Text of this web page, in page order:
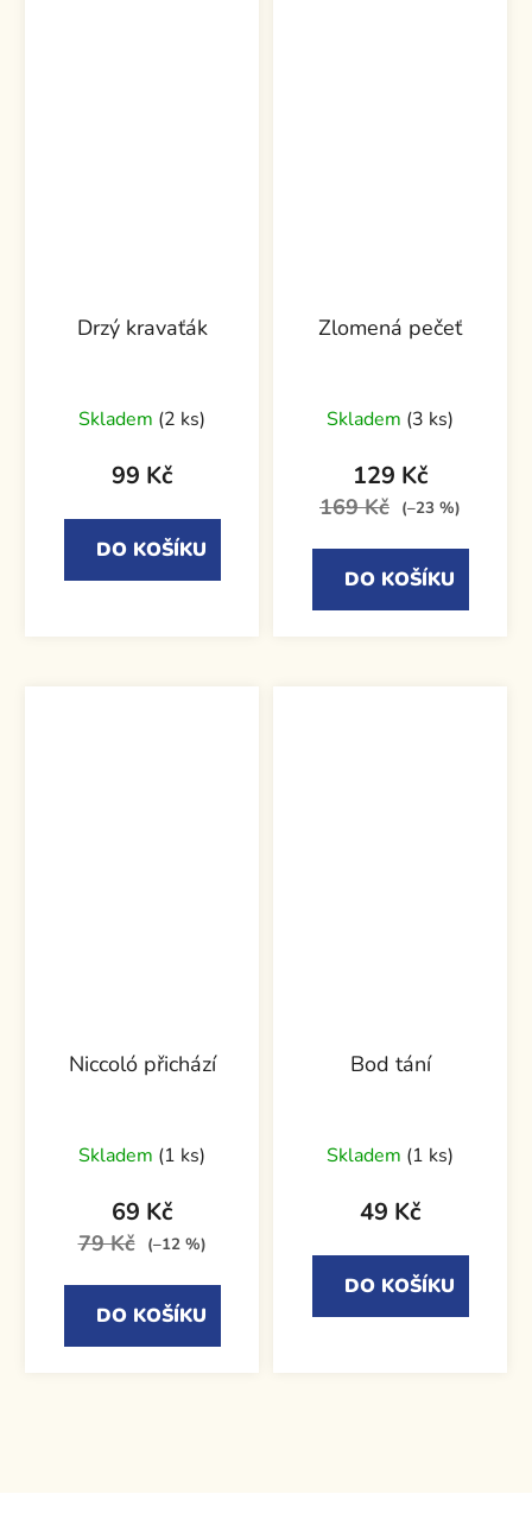
Drzý kravaťák
Skladem (2 ks)
99 Kč
DO KOŠÍKU
Zlomená pečeť
Skladem (3 ks)
129 Kč
169 Kč (–23 %)
DO KOŠÍKU
Niccoló přichází
Skladem (1 ks)
69 Kč
79 Kč (–12 %)
DO KOŠÍKU
Bod tání
Skladem (1 ks)
49 Kč
DO KOŠÍKU